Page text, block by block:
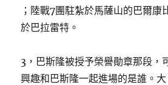
；陸戰7團駐紮於馬薩山的巴爾康
於巴拉雷特。
3，巴斯隆被授予榮譽勛章那段，
興趣和巴斯隆一起進場的是誰。大